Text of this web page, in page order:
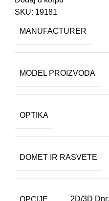
SKU: 19181
MANUFACTURER
MODEL PROIZVODA
OPTIKA
DOMET IR RASVETE
OPCIJE 2D/3D Dnr,